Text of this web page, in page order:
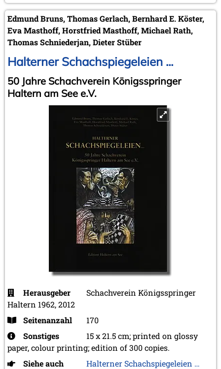
Edmund Bruns, Thomas Gerlach, Bernhard E. Köster,
Eva Masthoff, Horstfried Masthoff, Michael Rath,
Thomas Schniederjan, Dieter Stüber
Halterner Schachspiegeleien ...
50 Jahre Schachverein Königsspringer
Haltern am See e.V.
Herausgeber
Schachverein Königsspringer
Haltern 1962, 2012
Seitenanzahl
170
Sonstiges
15 x 21.5 cm; printed on glossy
paper, colour printing; edition of 300 copies.
Siehe auch
Halterner Schachspiegeleien …